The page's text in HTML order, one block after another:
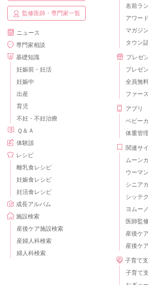
監修医師・専門家一覧
ニュース
専門家相談
基礎知識
妊娠前・妊活
妊娠中
出産
育児
不妊・不妊治療
Ｑ＆Ａ
体験談
レシピ
離乳食レシピ
妊娠食レシピ
妊活食レシピ
成長アルバム
施設検索
産後ケア施設検索
産婦人科検索
婦人科検索
名前ラ
アワード
マガジン
タウン
プレゼ
プレゼ
全員無
ファー
アプリ
ベビー
体重管
関連サ
ムーン
ウーマ
シニア
シッテク
ヨムーノ
医師監
産後ケ
産後ケ
子育て
子育て